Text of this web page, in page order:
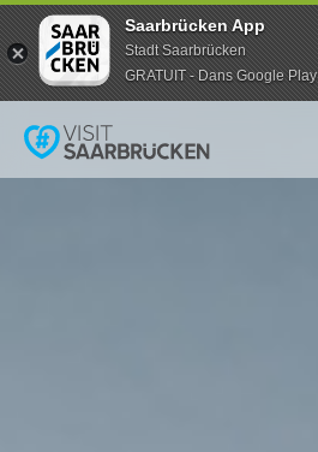
Saarbrücken App
Stadt Saarbrücken
GRATUIT - Dans Google Play